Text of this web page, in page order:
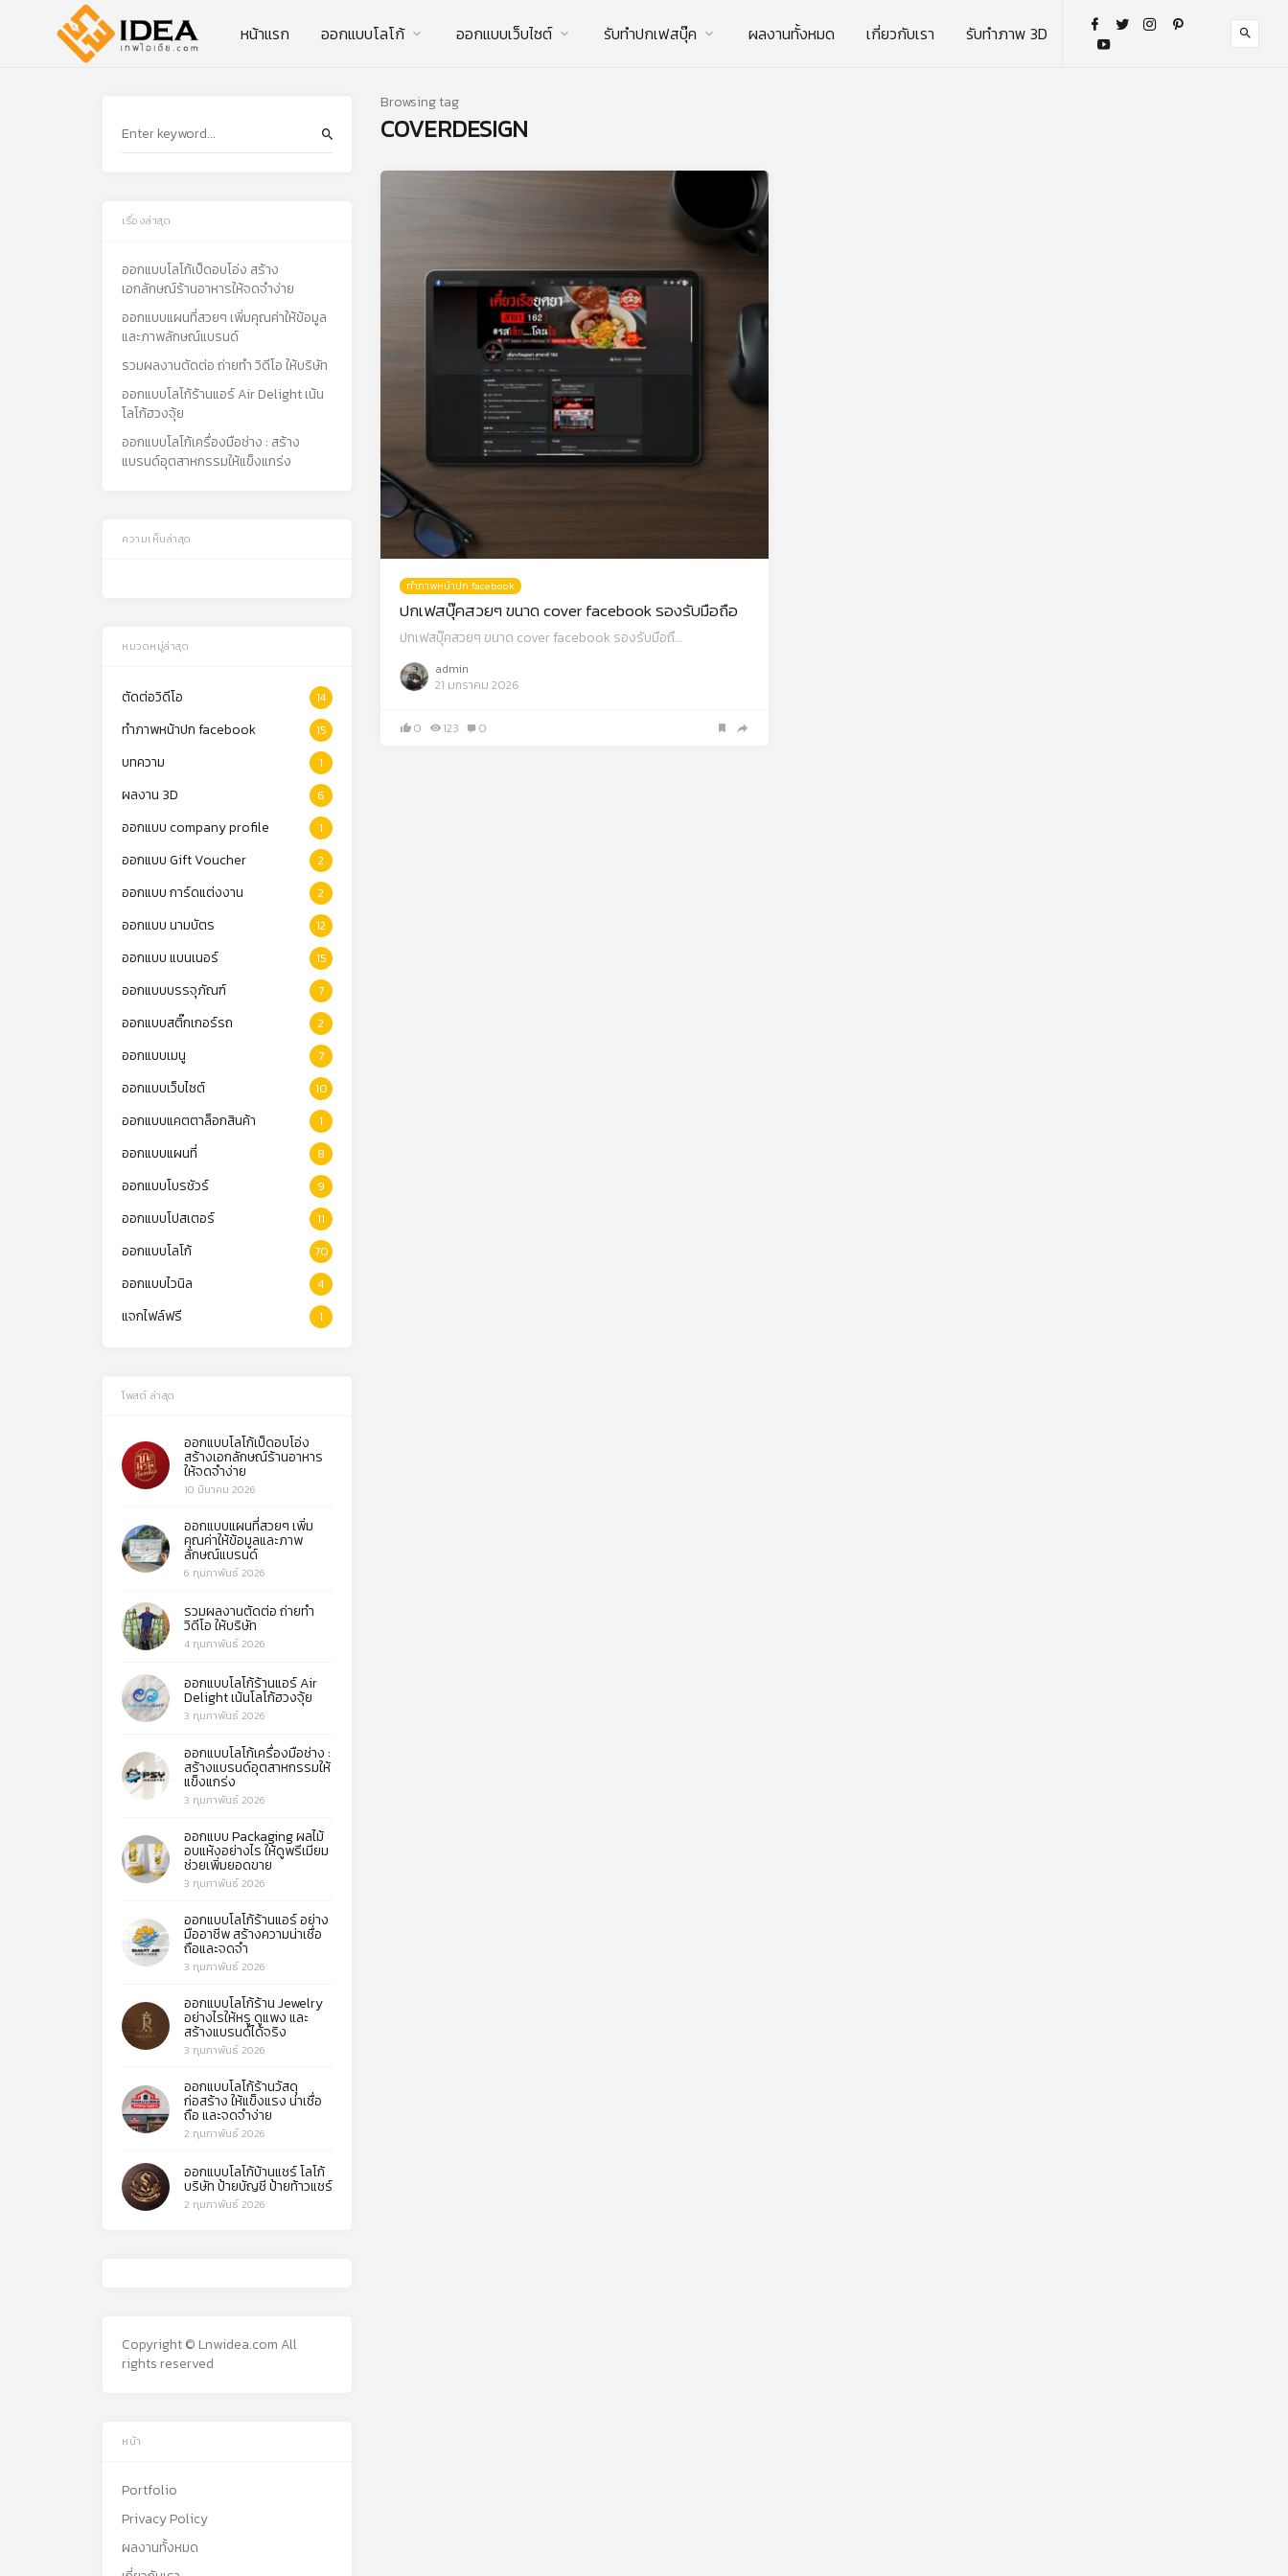
หน้าแรก ออกแบบโลโก้ ออกแบบเว็บไซต์ รับทําปกเฟสบุ๊ค ผลงานทั้งหมด เกี่ยวกับเรา รับทำภาพ 3D
Browsing tag
COVERDESIGN
ทำภาพหน้าปก facebook
ปกเฟสบุ๊คสวยๆ ขนาด cover facebook รองรับมือถือ
ปกเฟสบุ๊คสวยๆ ขนาด cover facebook รองรับมือถื…
admin
21 มกราคม 2026
0 123 0
เรื่องล่าสุด
ออกแบบโลโก้เป็ดอบโอ่ง สร้าง
เอกลักษณ์ร้านอาหารให้จดจำง่าย
ออกแบบแผนที่สวยๆ เพิ่มคุณค่าให้ข้อมูล
และภาพลักษณ์แบรนด์
รวมผลงานตัดต่อ ถ่ายทำ วิดีโอ ให้บริษัท
ออกแบบโลโก้ร้านแอร์ Air Delight เน้น
โลโก้ฮวงจุ้ย
ออกแบบโลโก้เครื่องมือช่าง : สร้าง
แบรนด์อุตสาหกรรมให้แข็งแกร่ง
ความเห็นล่าสุด
หมวดหมู่ล่าสุด
ตัดต่อวิดีโอ 14
ทำภาพหน้าปก facebook 15
บทความ 1
ผลงาน 3D 6
ออกแบบ company profile 1
ออกแบบ Gift Voucher 2
ออกแบบ การ์ดแต่งงาน 2
ออกแบบ นามบัตร 12
ออกแบบ แบนเนอร์ 15
ออกแบบบรรจุภัณฑ์ 7
ออกแบบสติ๊กเกอร์รถ 2
ออกแบบเมนู 7
ออกแบบเว็บไซต์ 10
ออกแบบแคตตาล็อกสินค้า 1
ออกแบบแผนที่ 8
ออกแบบโบรชัวร์ 9
ออกแบบโปสเตอร์ 11
ออกแบบโลโก้ 70
ออกแบบไวนิล 4
แจกไฟล์ฟรี 1
โพสต์ ล่าสุด
ออกแบบโลโก้เป็ดอบโอ่ง
สร้างเอกลักษณ์ร้านอาหาร
ให้จดจำง่าย
10 มีนาคม 2026
ออกแบบแผนที่สวยๆ เพิ่ม
คุณค่าให้ข้อมูลและภาพ
ลักษณ์แบรนด์
6 กุมภาพันธ์ 2026
รวมผลงานตัดต่อ ถ่ายทำ
วิดีโอ ให้บริษัท
4 กุมภาพันธ์ 2026
ออกแบบโลโก้ร้านแอร์ Air
Delight เน้นโลโก้ฮวงจุ้ย
3 กุมภาพันธ์ 2026
ออกแบบโลโก้เครื่องมือช่าง :
สร้างแบรนด์อุตสาหกรรมให้
แข็งแกร่ง
3 กุมภาพันธ์ 2026
ออกแบบ Packaging ผลไม้
อบแห้งอย่างไร ให้ดูพรีเมียม
ช่วยเพิ่มยอดขาย
3 กุมภาพันธ์ 2026
ออกแบบโลโก้ร้านแอร์ อย่าง
มืออาชีพ สร้างความน่าเชื่อ
ถือและจดจำ
3 กุมภาพันธ์ 2026
ออกแบบโลโก้ร้าน Jewelry
อย่างไรให้หรู ดูแพง และ
สร้างแบรนด์ได้จริง
3 กุมภาพันธ์ 2026
ออกแบบโลโก้ร้านวัสดุ
ก่อสร้าง ให้แข็งแรง น่าเชื่อ
ถือ และจดจำง่าย
2 กุมภาพันธ์ 2026
ออกแบบโลโก้บ้านแชร์ โลโก้
บริษัท ป้ายบัญชี ป้ายท้าวแชร์
2 กุมภาพันธ์ 2026
Copyright © Lnwidea.com All
rights reserved
หน้า
Portfolio
Privacy Policy
ผลงานทั้งหมด